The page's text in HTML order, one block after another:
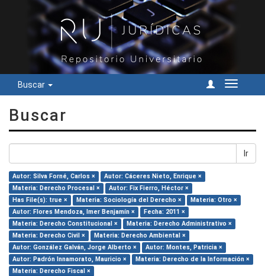
Buscar
Cambiar
Buscar
Ir
Autor: Silva Forné, Carlos ×
Autor: Cáceres Nieto, Enrique ×
Materia: Derecho Procesal ×
Autor: Fix Fierro, Héctor ×
Has File(s): true ×
Materia: Sociología del Derecho ×
Materia: Otro ×
Autor: Flores Mendoza, Imer Benjamín ×
Fecha: 2011 ×
Materia: Derecho Constitucional ×
Materia: Derecho Administrativo ×
Materia: Derecho Civil ×
Materia: Derecho Ambiental ×
Autor: González Galván, Jorge Alberto ×
Autor: Montes, Patricia ×
Autor: Padrón Innamorato, Mauricio ×
Materia: Derecho de la Información ×
Materia: Derecho Fiscal ×